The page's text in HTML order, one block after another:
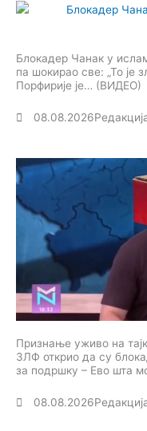
Блокадер Чанак у
па шокирао све: „То је
Порфирије је… (ВИДЕО)
08.08.2026
Признање уживо на
ЗЛФ открио да су
за подршку – Ево шта
08.08.2026